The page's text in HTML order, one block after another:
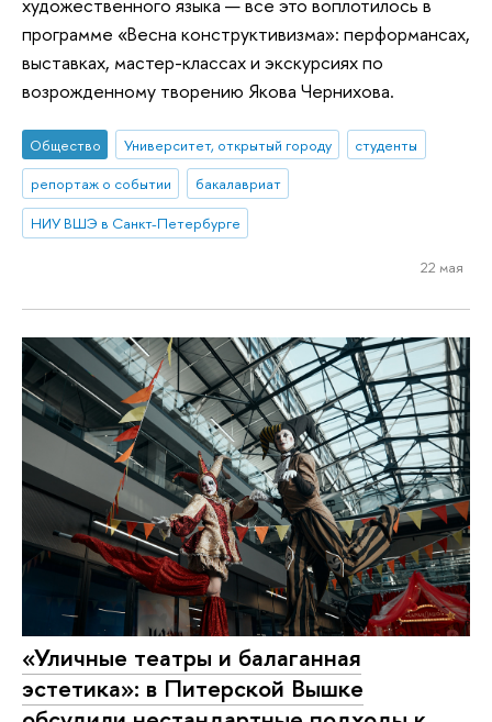
программе «Весна конструктивизма»: перформансах,
выставках, мастер-классах и экскурсиях по
возрожденному творению Якова Чернихова.
Общество Университет, открытый городу
студенты
репортаж о событии
бакалавриат
НИУ ВШЭ в Санкт-Петербурге
22 мая
«Уличные театры и балаганная
эстетика»: в Питерской Вышке